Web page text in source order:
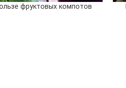
фруктовых компотов